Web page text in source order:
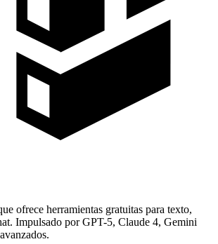
ofrece herramientas gratuitas para texto,
Impulsado por GPT-5, Claude 4, Gemini